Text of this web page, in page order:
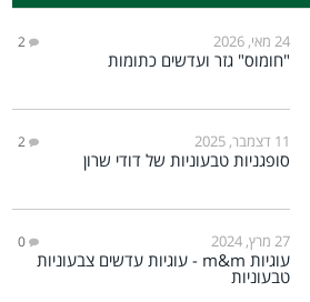
24 מאי, 2026 2
"חומוס" גזר ועדשים כתומות
11 דצמבר, 2025 2
סופגניות טבעוניות של דודי שרון
27 מרץ, 2024 0
עוגיות m&m - עוגיות עדשים צבעוניות
טבעוניות